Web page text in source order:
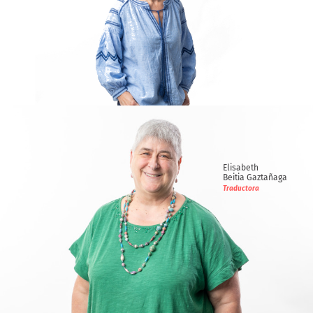
Elisabeth
Beitia Gaztañaga
Traductora